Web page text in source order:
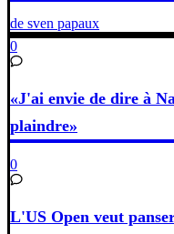
de sven papaux
0
«J'ai envie de dire à
plaindre»
0
L'US Open veut